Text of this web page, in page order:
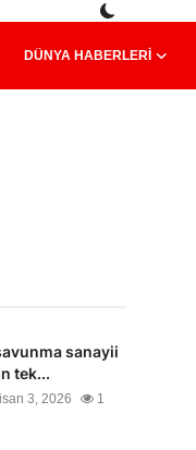
DÜNYA HABERLERI
sanayii
tek...
3, 2026 1